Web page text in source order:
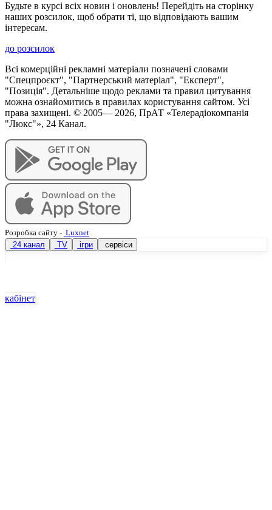
Будьте в курсі всіх новин і оновлень! Перейдіть на сторінку
наших розсилок, щоб обрати ті, що відповідають вашим
інтересам.
до розсилок
Всі комерційні рекламні матеріали позначені словами
"Спецпроєкт", "Партнерський матеріал", "Експерт",
"Позиція". Детальніше щодо реклами та правил цитування
можна ознайомитись в правилах користування сайтом. Усі
права захищені. © 2005— 2026, ПрАТ «Телерадіокомпанія
"Люкс"», 24 Канал.
Розробка сайту - Luxnet
24 канал
TV ігри сервіси
кабінет